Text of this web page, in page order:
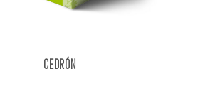
CEDRÓN